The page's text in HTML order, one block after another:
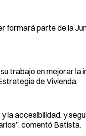
formará parte de la
trabajo en mejorar la
de Vivienda.
la accesibilidad, y
comentó Batista.